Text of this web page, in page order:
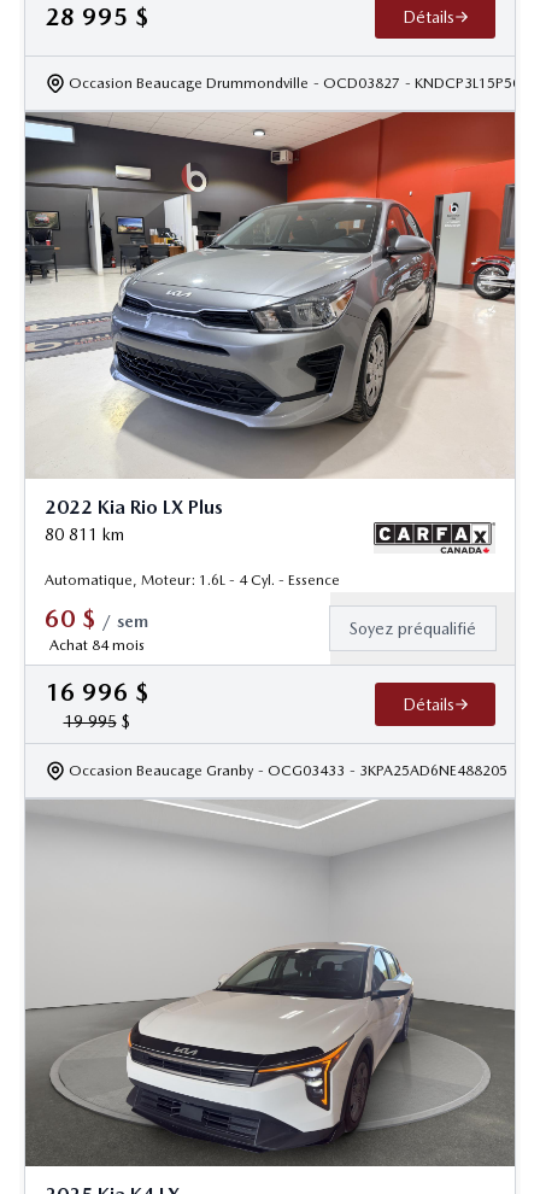
28 995 $ Détails
Occasion Beaucage Drummondville - OCD03827 -
2022 Kia Rio LX Plus
80 811 km
Automatique, Moteur: 1.6L - 4 Cyl. - Essence
60 $ / sem
Achat 84 mois
Soyez préqualifié
16 996 $
19 995$
Détails
Occasion Beaucage Granby - OCG03433 - 3KPA25AD6NE488205